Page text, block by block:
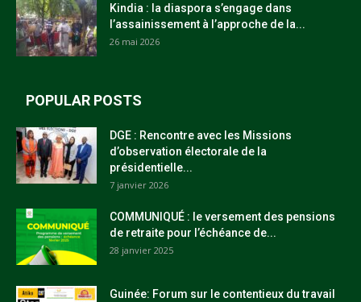
Kindia : la diaspora s’engage dans
l’assainissement à l’approche de la...
26 mai 2026
POPULAR POSTS
DGE : Rencontre avec les Missions
d’observation électorale de la
présidentielle...
7 janvier 2026
COMMUNIQUÉ : le versement des pensions
de retraite pour l’échéance de...
28 janvier 2025
Guinée: Forum sur le contentieux du travail